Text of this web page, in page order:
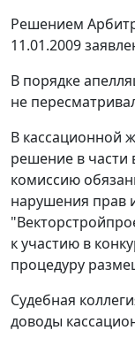
Решением
11.01.2009
В порядке
не
В кассационной
решение в части
комиссию
нарушения прав
к участию в
процедуру
Судебная
доводы